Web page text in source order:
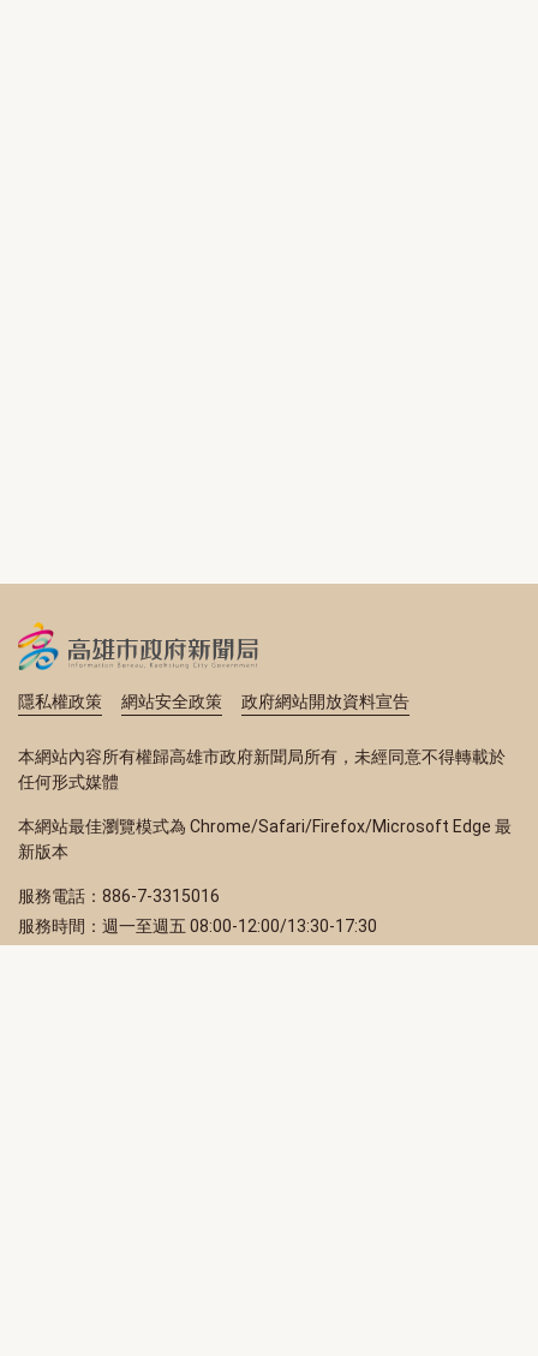
隱私權政策 網站安全政策 政府網站開放資料宣告
本網站內容所有權歸高雄市政府新聞局所有，未經同意不得轉載於
任何形式媒體
本網站最佳瀏覽模式為 Chrome/Safari/Firefox/Microsoft Edge 最
新版本
服務電話：886-7-3315016
服務時間：週一至週五 08:00-12:00/13:30-17:30